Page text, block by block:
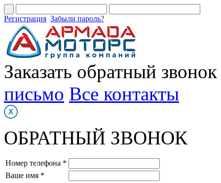
Регистрация Забыли пароль?
Заказать обратный звонок
письмо Все контакты
ОБРАТНЫЙ ЗВОНОК
Номер телефона *
Ваше имя *